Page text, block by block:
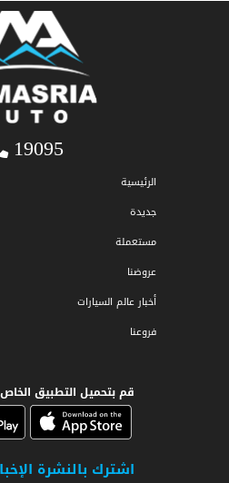
19095
الرئيسية
جديدة
مستعملة
عروضنا
أخبار عالم السيارات
فروعنا
قم بتحميل التطبيق الخاص
اشترك بالنشرة